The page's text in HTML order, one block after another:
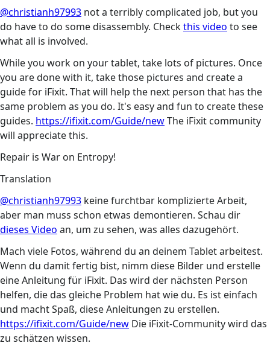
@christianh97993 not a terribly complicated job, but you
do have to do some disassembly. Checkthis video to see
what all is involved.
While you work on your tablet, take lots of pictures. Once
you are done with it, take those pictures and create a
guide for iFixit. That will help the next person that has the
same problem as you do. It's easy and fun to create these
guides. https://ifixit.com/Guide/newThe iFixit community
will appreciate this.
Repair is War on Entropy!
Translation
@christianh97993 keine furchtbar komplizierte Arbeit,
aber man muss schon etwas demontieren. Schau dir
dieses Video an, um zu sehen, was alles dazugehört.
Mach viele Fotos, während du an deinem Tablet arbeitest.
Wenn du damit fertig bist, nimm diese Bilder und erstelle
eine Anleitung für iFixit. Das wird der nächsten Person
helfen, die das gleiche Problem hat wie du. Es ist einfach
und macht Spaß, diese Anleitungen zu erstellen.
https://ifixit.com/Guide/new Die iFixit-Community wird das
zu schätzen wissen.